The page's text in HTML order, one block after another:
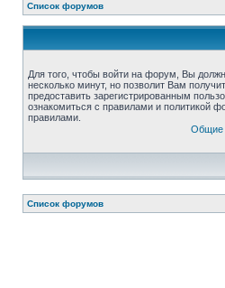
Список форумов
Для того, чтобы войти на форум, Вы
несколько минут, но позволит Вам
предоставить зарегистрированным
ознакомиться с правилами и политикой
правилами.
Общие
Список форумов